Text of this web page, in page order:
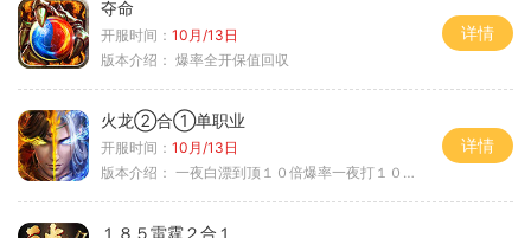
夺命
开服时间： 10月/13日
版本介绍： 爆率全开保值回収
详情
火龙②合①单职业
开服时间： 10月/13日
版本介绍： 一夜白漂到顶１０倍爆率一夜打１０００充
详情
１８５雷霆２合１